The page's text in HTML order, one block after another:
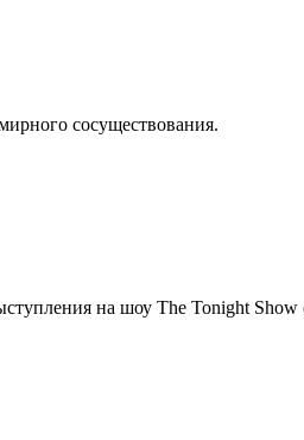
сосуществования.
на шоу The Tonight